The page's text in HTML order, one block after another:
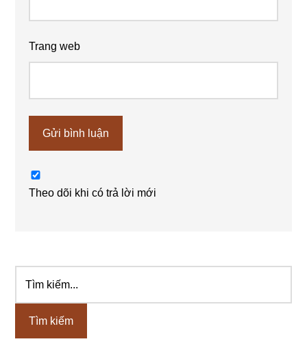
Trang web
Theo dõi khi có trả lời mới
Sidebar
chính
kiếm...